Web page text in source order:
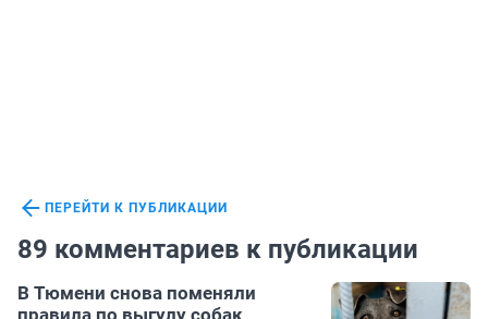
ПЕРЕЙТИ К ПУБЛИКАЦИИ
89 комментариев к публикации
В Тюмени снова поменяли